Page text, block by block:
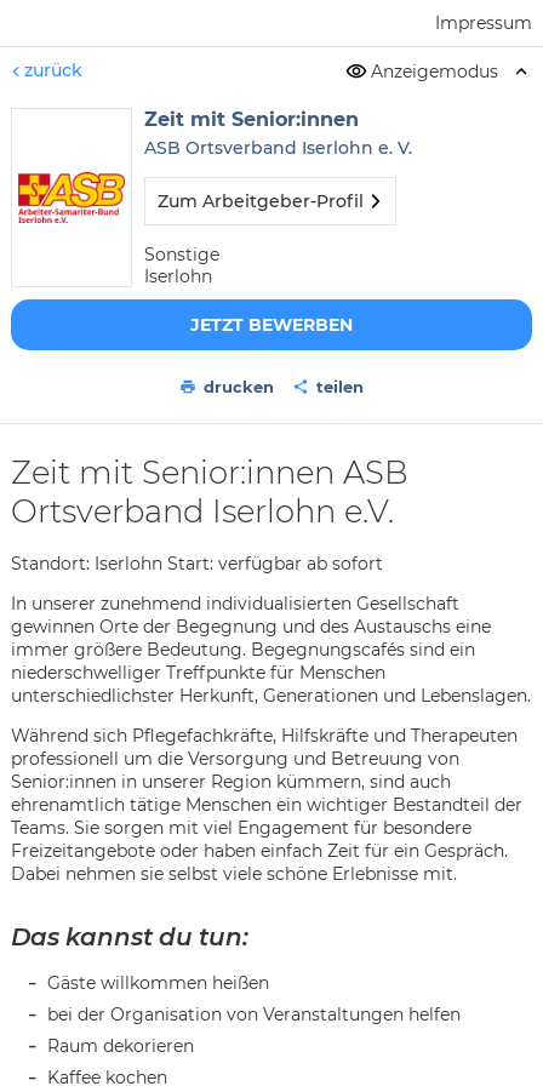
Impressum
zurück Anzeigemodus
Zeit mit Senior:innen
ASB Ortsverband Iserlohn e. V.
Zum Arbeitgeber-Profil
Sonstige
Iserlohn
JETZT BEWERBEN
drucken teilen
Zeit mit Senior:innen ASB
Ortsverband Iserlohn e.V.
Standort: Iserlohn Start: verfügbar ab sofort
In unserer zunehmend individualisierten Gesellschaft
gewinnen Orte der Begegnung und des Austauschs eine
immer größere Bedeutung. Begegnungscafés sind ein
niederschwelliger Treffpunkte für Menschen
unterschiedlichster Herkunft, Generationen und Lebenslagen.
Während sich Pflegefachkräfte, Hilfskräfte und Therapeuten
professionell um die Versorgung und Betreuung von
Senior:innen in unserer Region kümmern, sind auch
ehrenamtlich tätige Menschen ein wichtiger Bestandteil der
Teams. Sie sorgen mit viel Engagement für besondere
Freizeitangebote oder haben einfach Zeit für ein Gespräch.
Dabei nehmen sie selbst viele schöne Erlebnisse mit.
Das kannst du tun:
Gäste willkommen heißen
bei der Organisation von Veranstaltungen helfen
Raum dekorieren
Kaffee kochen
Karte anzeigen